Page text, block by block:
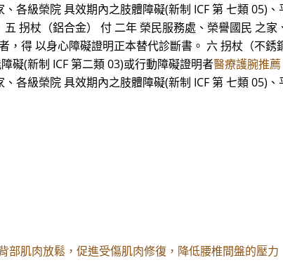
各級榮院 具效期內之肢體障礙(新制 ICF 第 七類 05)
五 拐杖（鋁合金） 付 二年 榮民服務處、榮譽國民 之
，得 以身心障礙證明正本替代診斷書。 六 拐杖（不
礙(新制 ICF 第二類 03)或行動障礙證明者醫療護腕推薦
各級榮院 具效期內之肢體障礙(新制 ICF 第 七類 05)
部肌肉放鬆，促進受傷肌肉修復，降低腰椎間盤的壓力